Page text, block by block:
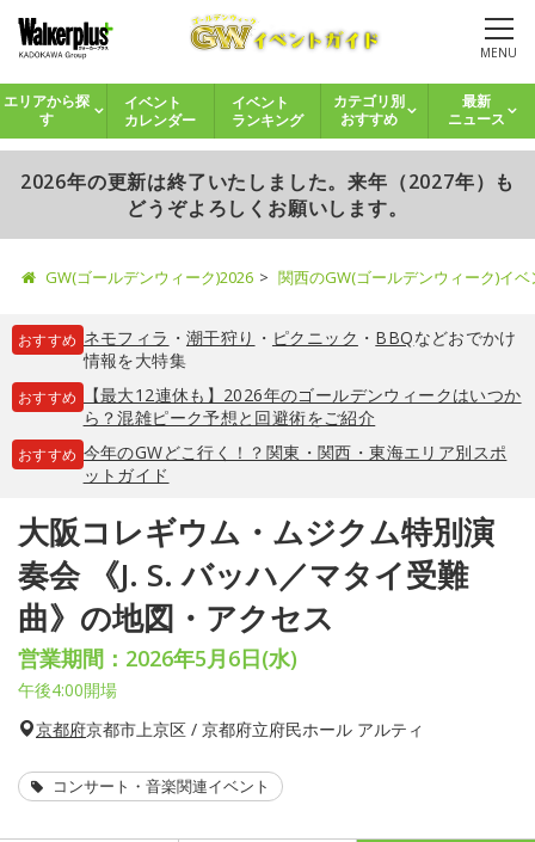
MENU
エリアから探
す
イベント
カレンダー
イベント
ランキング
カテゴリ別
おすすめ
最新
ニュース
2026年の更新は終了いたしました。来年（2027年）も
どうぞよろしくお願いします。
GW(ゴールデンウィーク)2026 関西のGW(ゴールデンウィーク)イ
おすすめ ネモフィラ ・ 潮干狩り ・ ピクニック ・ BBQなどおでかけ
情報を大特集
おすすめ
【最大12連休も】2026年のゴールデンウィークはいつか
ら？混雑ピーク予想と回避術をご紹介
おすすめ 今年のGWどこ行く！？関東・関西・東海エリア別スポ
ットガイド
大阪コレギウム・ムジクム特別演
奏会 《J. S. バッハ／マタイ受難
曲》の地図・アクセス
営業期間：2026年5月6日(水)
午後4:00開場
京都府京都市上京区 / 京都府立府民ホール アルティ
コンサート・音楽関連イベント